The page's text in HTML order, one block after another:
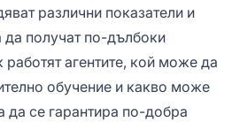
различни показатели и
да получат по-дълбоки
работят агентите, кой може да
обучение и какво може
да се гарантира по-добра